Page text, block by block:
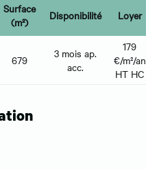
Surface
(m²)
Disponibilité Loyer
679
3 mois ap.
acc.
179
€/m²/an
HT HC